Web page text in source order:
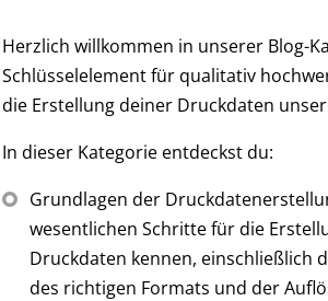
Herzlich willkommen in unserer Blog-
Schlüsselelement für qualitativ
die Erstellung deiner Druckdaten
In dieser Kategorie entdeckst du:
Grundlagen der
wesentlichen Schritte für die
Druckdaten kennen, einschließlich
des richtigen Formats und der